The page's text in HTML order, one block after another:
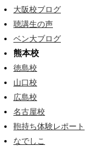
大阪校ブログ
聴講生の声
ベン大ブログ
熊本校
徳島校
山口校
広島校
名古屋校
鞄持ち体験レポート
なでしこ